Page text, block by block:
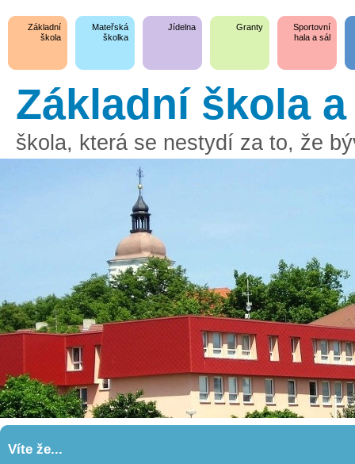
Základní
škola
Mateřská
školka
Jídelna Granty
Sportovní
hala a sál
Základní škola
škola, která se nestydí za to, že
Víte že...